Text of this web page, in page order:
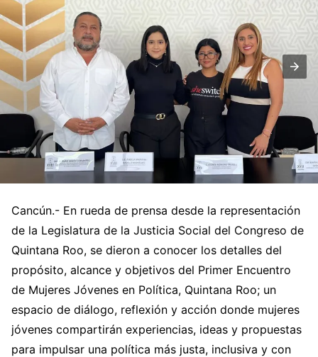
Cancún.- En rueda de prensa desde la representación
de la Legislatura de la Justicia Social del Congreso de
Quintana Roo, se dieron a conocer los detalles del
propósito, alcance y objetivos del Primer Encuentro
de Mujeres Jóvenes en Política, Quintana Roo; un
espacio de diálogo, reflexión y acción donde mujeres
jóvenes compartirán experiencias, ideas y propuestas
para impulsar una política más justa, inclusiva y con